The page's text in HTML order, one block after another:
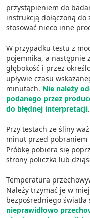
przystąpieniem do
instrukcją dołączoną
stosować nieco inne
W przypadku testu z
pojemnika, a następnie
głębokość i przez
upływie czasu
minutach. Nie należy
podanego przez
do błędnej interpretacji.
Przy testach ze śliny
minut przed pobraniem
Próbkę pobiera się
strony policzka lub
Temperatura
Należy trzymać je w
bezpośredniego światła
nieprawidłowo